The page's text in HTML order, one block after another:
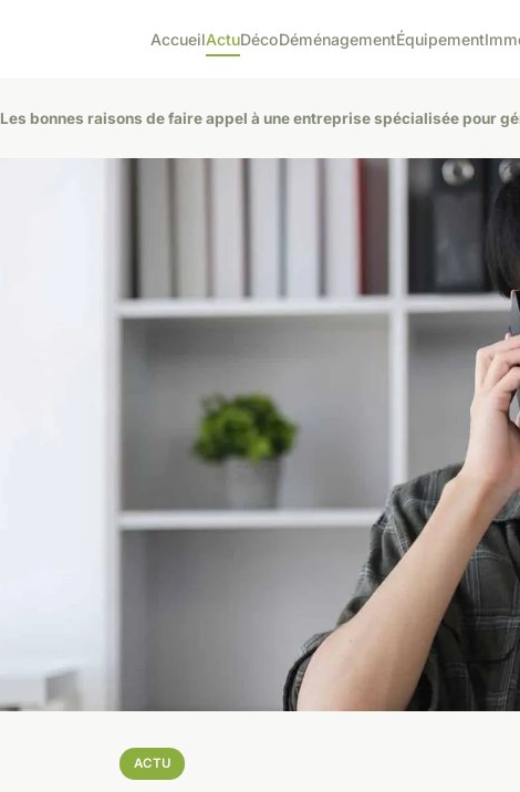
AccueilActuDécoDéménagementÉquipement
Les bonnes raisons de faire appel à une entreprise spécialisée pour
ACTU